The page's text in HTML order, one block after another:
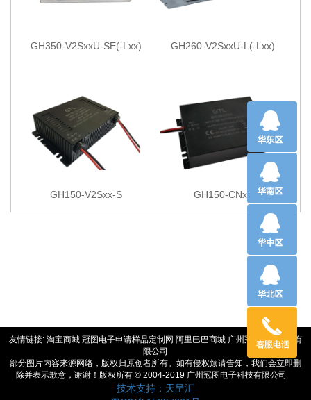
GH350-V2SxxU-SE(-Lxx) GH260-V2SxxU-L(-Lxx)
GH150-V2Sxx-S GH150-CNxx
友情链接: 淘宝商城 冠图电子申请样品定制网 阿里巴巴商城 广州冠优电源技术有
限公司
部分图片内容来源网络，版权归原创者所有。如有侵权烦请告知，我们会立即删
除并表示歉意，谢谢！版权所有 © 2004-2019 广州冠图电子科技有限公司
技术支持：天呈汇